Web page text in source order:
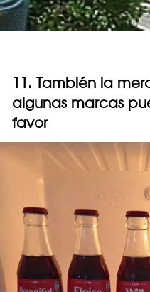
11. También la
algunas marcas
favor